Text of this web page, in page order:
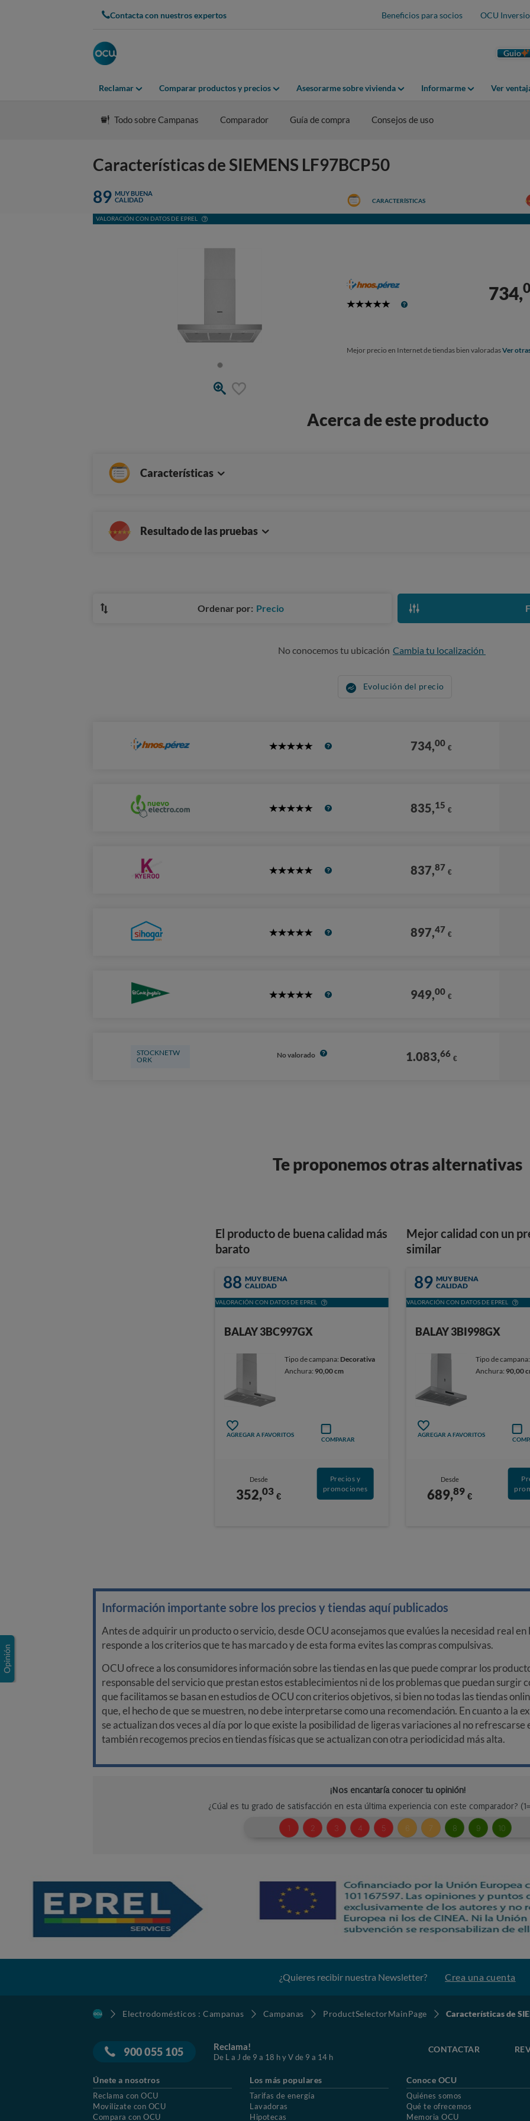
Contacta con nuestros expertos Beneficios para socios OCU
Guio
Reclamar Comparar productos y precios Asesorarme sobre vivienda Informarme Ver
Todo sobre Campanas Comparador Guía de compra Consejos de uso
Características de SIEMENS LF97BCP50
89 MUY BUENA
CALIDAD
VALORACIÓN CON DATOS DE EPREL
CARACTERÍSTICAS
5
734,
Mejor precio en Internet de tiendas bien valoradasVer
Acerca de este producto
Características
Resultado de las pruebas
Ordenar por: Precio
No conocemos tu ubicación Cambia tu localización
Evolución del precio
5
734,00 €
5
835,15 €
5
837,87 €
5
897,47 €
5
949,00 €
STOCKNETW
ORK
No valorado 1.083,66 €
Te proponemos otras alternativas
El producto de buena calidad más
barato
88 MUY BUENA
CALIDAD
VALORACIÓN CON DATOS DE EPREL
BALAY 3BC997GX
Tipo de campana: Decorativa
Anchura: 90,00 cm
AGREGAR A FAVORITOS
COMPARAR
Desde
352,03 €
Precios y
promociones
Mejor calidad con un
similar
89 MUY BUENA
CALIDAD
VALORACIÓN CON DATOS DE EPREL
BALAY 3BI998GX
Tipo de
Anchura: 90,00
AGREGAR A FAVORITOS
Desde
689,89 €
Información importante sobre los precios y tiendas aquí publicados
Antes de adquirir un producto o servicio, desde OCU aconsejamos que evalúes la necesidad real
responde a los criterios que te has marcado y de esta forma evites las compras compulsivas.
OCU ofrece a los consumidores información sobre las tiendas en las que puede comprar los
responsable del servicio que prestan estos establecimientos ni de los problemas que puedan surgir
que facilitamos se basan en estudios de OCU con criterios objetivos, si bien no todas las tiendas
que, el hecho de que se muestren, no debe interpretarse como una recomendación. En cuanto a la
se actualizan dos veces al día por lo que existe la posibilidad de ligeras variaciones al no refrescarse
también recogemos precios en tiendas físicas que se actualizan con otra periodicidad más alta.
¿Quieres recibir nuestra Newsletter? Crea una cuenta
Electrodomésticos : Campanas Campanas ProductSelectorMainPage Características de
900 055 105 Reclama!
De L a J de 9 a 18 h y V de 9 a 14 h
CONTACTAR
Únete a nosotros
Reclama con OCU
Movilízate con OCU
Compara con OCU
Los más populares
Tarifas de energía
Lavadoras
Hipotecas
Conoce OCU
Quiénes somos
Qué te ofrecemos
Memoria OCU